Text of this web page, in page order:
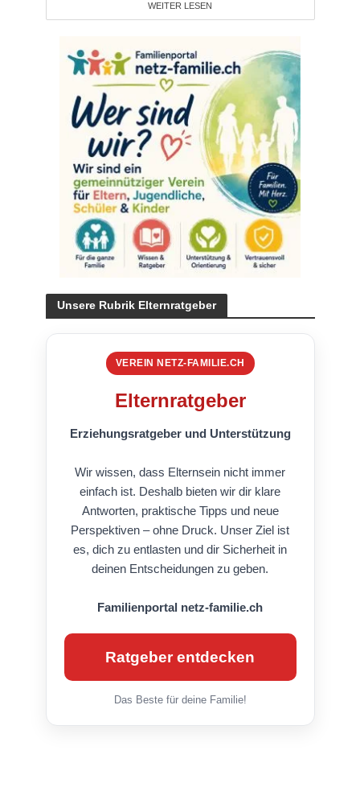
WEITER LESEN
Unsere Rubrik Elternratgeber
VEREIN NETZ-FAMILIE.CH
Elternratgeber
Erziehungsratgeber und Unterstützung
Wir wissen, dass Elternsein nicht immer
einfach ist. Deshalb bieten wir dir klare
Antworten, praktische Tipps und neue
Perspektiven – ohne Druck. Unser Ziel ist
es, dich zu entlasten und dir Sicherheit in
deinen Entscheidungen zu geben.
Familienportal netz-familie.ch
Ratgeber entdecken
Das Beste für deine Familie!